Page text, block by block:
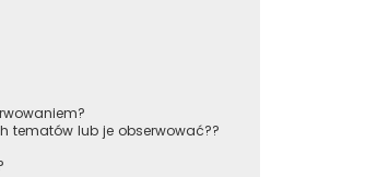
tematów lub je obserwować??